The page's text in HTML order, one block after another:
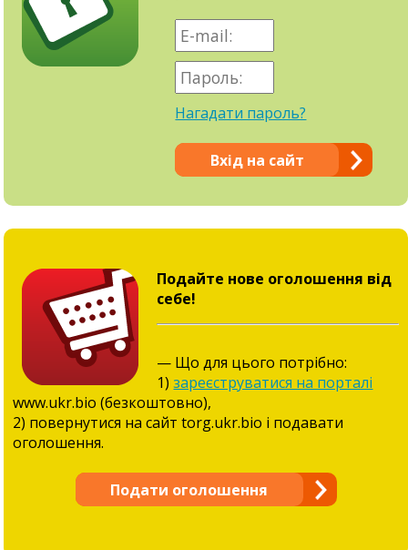
Нагадати пароль?
Вхід на сайт
Подайте нове оголошення від
себе!
— Що для цього потрібно:
1)зареєструватися на порталі
www.ukr.bio (безкоштовно),
2) повернутися на сайт torg.ukr.bio і подавати
оголошення.
Подати оголошення